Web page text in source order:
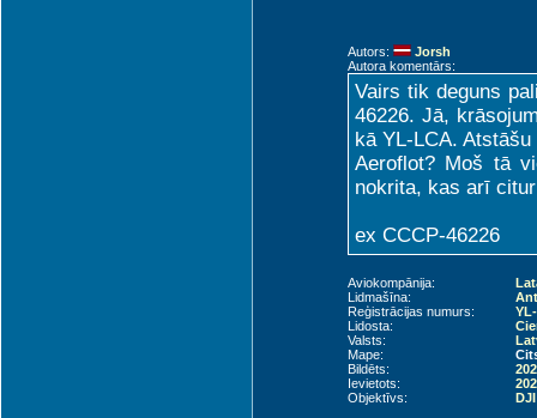
Autors:
Jorsh
Autora komentārs:
Vairs tik deguns
46226. Jā,
kā YL-LCA.
Aeroflot? Moš tā
nokrita, kas arī
ex CCCP-46226
Aviokompānija:
Lidmašīna:
Reģistrācijas numurs:
Lidosta:
Valsts:
Mape:
Bildēts:
Ievietots:
Objektīvs: